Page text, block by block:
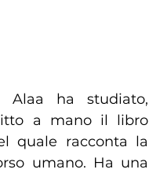
Alaa ha studiato,
a mano il libro
quale racconta la
umano. Ha una